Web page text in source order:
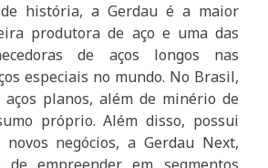
história, a Gerdau é a maior
produtora de aço e uma das
de aços longos nas
especiais no mundo. No Brasil,
planos, além de minério de
próprio. Além disso, possui
negócios, a Gerdau Next,